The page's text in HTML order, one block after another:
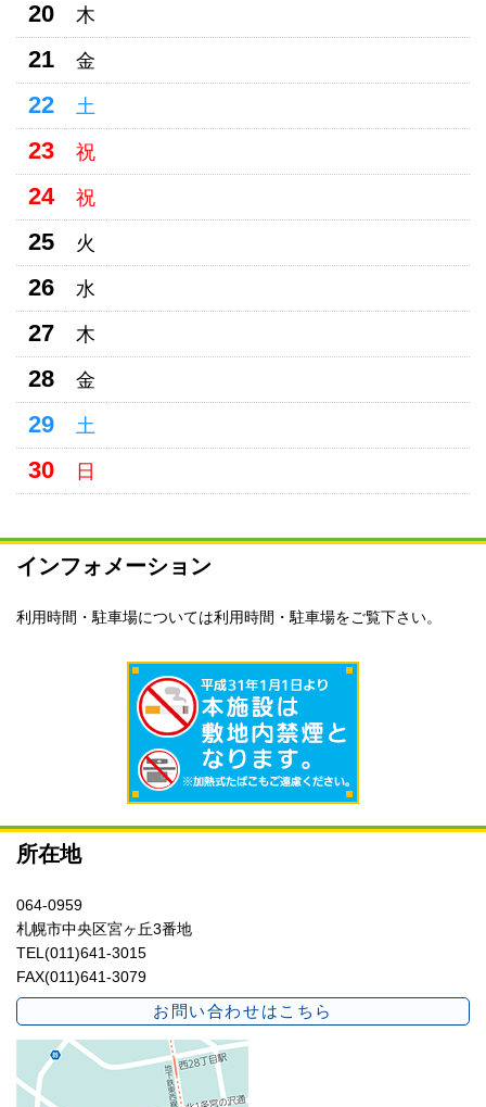
20 木
21 金
22 土
23 祝
24 祝
25 火
26 水
27 木
28 金
29 土
30 日
インフォメーション
利用時間・駐車場については利用時間・駐車場をご覧下さい。
所在地
064-0959
札幌市中央区宮ヶ丘3番地
TEL(011)641-3015
FAX(011)641-3079
お問い合わせはこちら